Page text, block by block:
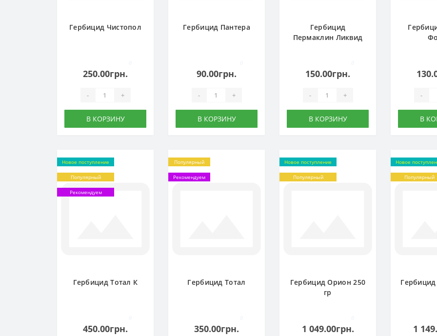
Гербицид Чистопол
250.00грн.
- +
В КОРЗИНУ
Гербицид Пантера
90.00грн.
- +
В КОРЗИНУ
Гербицид
Пермаклин Ликвид
150.00грн.
- +
В КОРЗИНУ
-
В
Новое поступление
Популярный
Рекомендуем
Гербицид Тотал К
450.00грн.
Популярный
Рекомендуем
Гербицид Тотал
350.00грн.
Новое поступление
Популярный
Гербицид Орион 250
гр
1 049.00грн.
Новое
Популярный
1